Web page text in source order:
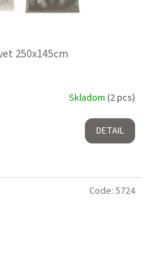
250x145cm
Skladom (2 pcs)
DETAIL
Code: 5724